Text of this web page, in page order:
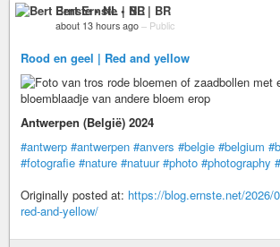
Bert Ernste • NL | BR
about 13 hours ago – Public
Rood en geel | Red and yellow
Antwerpen (België) 2024
#antwerp #antwerpen #anvers #belgie #belgium
#fotografie #nature #natuur #photo #photography
Originally posted at: https://blog.ernste.net/2026/
red-and-yellow/